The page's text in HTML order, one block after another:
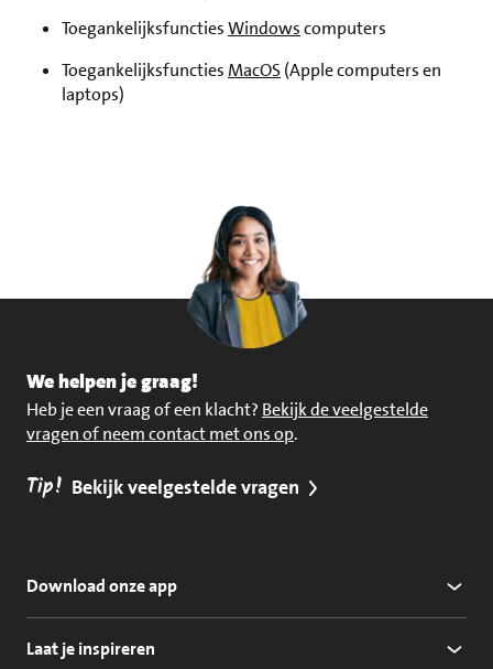
ToegankelijksfunctiesWindowscomputers
ToegankelijksfunctiesMacOS(Apple computers en
laptops)
We helpen je graag!
Heb je een vraag of een klacht? Bekijk de veelgestelde
vragen of neem contact met ons op.
Tip! Bekijk veelgestelde vragen
Download onze app
Laat je inspireren